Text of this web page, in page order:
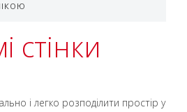
стінки
і легко розподілити простір у